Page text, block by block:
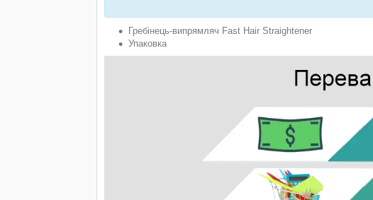
Гребінець-випрямляч Fast Hair Straightener
Упаковка